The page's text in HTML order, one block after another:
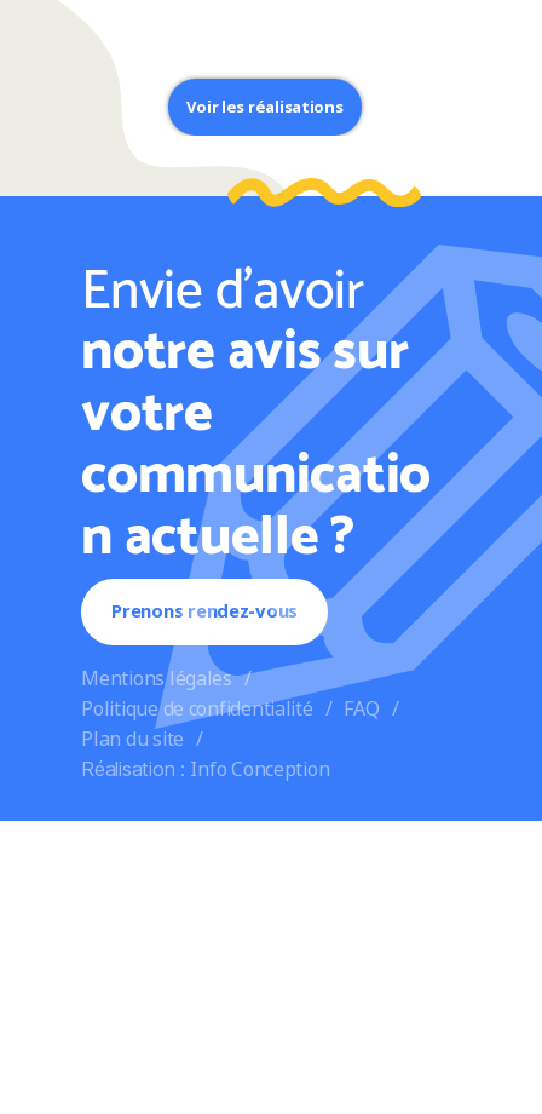
Voir les réalisations
Envie d’avoir
notre avis sur
votre
communicatio
n actuelle ?
Prenons rendez-vous
Mentions légales
Politique de confidentialité
FAQ
Plan du site
Réalisation : Info Conception